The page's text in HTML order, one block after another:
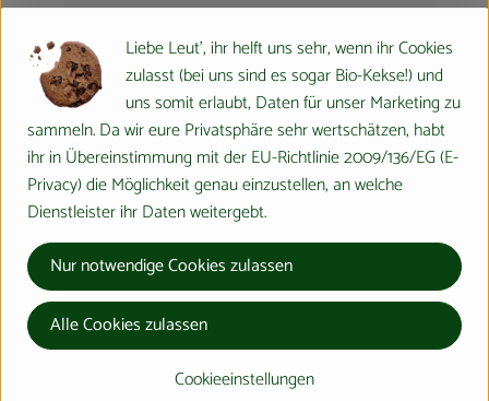
D 71729 Erdmannhausen
Wer ist ErdmannHAUSER?
Arbeit an der Erde.
Arbeit für die Erde.
Arbeit für den Menschen.
Arbeit durch Menschen.
Das ist ErdmannHAUSER.
Liebe Leut', ihr helft uns sehr, wenn ihr Cookies
zulasst (bei uns sind es sogar Bio-Kekse!) und
uns somit erlaubt, Daten für unser Marketing zu
sammeln. Da wir eure Privatsphäre sehr wertschätzen, habt
ihr in Übereinstimmung mit der EU-Richtlinie 2009/136/EG (E-
Privacy) die Möglichkeit genau einzustellen, an welche
Dienstleister ihr Daten weitergebt.
Cookieeinstellungen
Nur notwendige Cookies zulassen
Alle Cookies zulassen